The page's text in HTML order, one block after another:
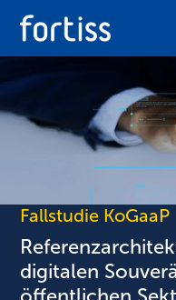
Fallstudie KoGaaP
digitalen